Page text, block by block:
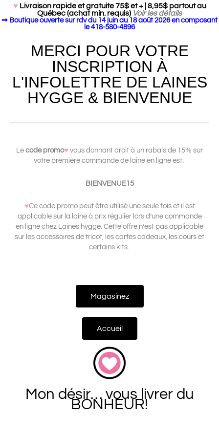
Search
for:
♥ Livraison rapide et gratuite 75$ et + | 8,95$ partout au
Québec (achat min. requis) Voir les détails
⇒ Boutique ouverte sur rdv du 14 juin au 18 août 2026 en composant
le 418-580-4896
MERCI POUR VOTRE
INSCRIPTION À
L'INFOLETTRE DE LAINES
HYGGE & BIENVENUE
Le code promo♥ vous donnant droit à un rabais de 15% sur
votre première commande de laine en ligne est:
BIENVENUE15
♥Ce code promo peut être utilisé une seule fois et il est
applicable sur la laine à prix régulier lors d’une commande
en ligne chez Laines hygge. Cette offre n’est pas applicable
sur les accessoires de tricot, les cartes cadeaux, les cours et
certains kits.
Magasinez
Accueil
Mon désir… vous livrer du
BONHEUR!